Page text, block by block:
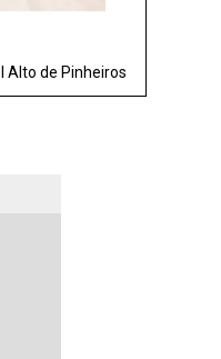
Alto de Pinheiros